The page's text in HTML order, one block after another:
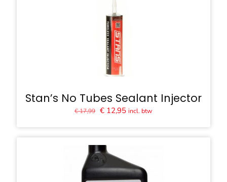
Stan’s No Tubes Sealant Injector
€17,99 Oorspronkelijke
€ 12,95Huidige
incl. btw